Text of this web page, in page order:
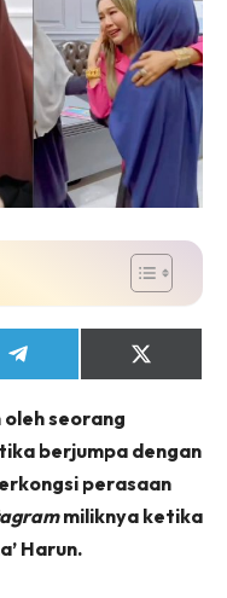
Share
on
Share
on
seorang
berjumpa dengan
perasaan
miliknya ketika
Harun.